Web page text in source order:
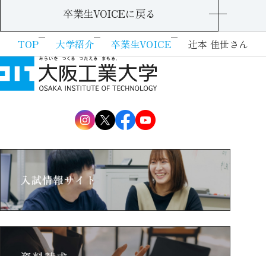
卒業生VOICEに戻る
TOP 大学紹介 卒業生VOICE 辻󠄀本 佳世さん